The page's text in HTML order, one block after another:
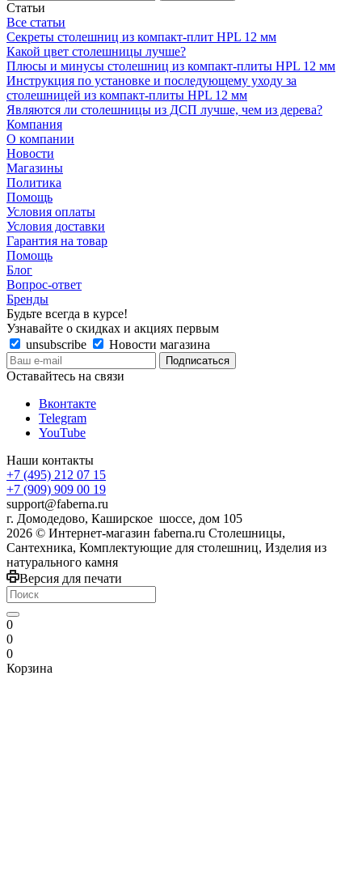
Статьи
Все статьи
Секреты столешниц из компакт-плит HPL 12 мм
Какой цвет столешницы лучше?
Плюсы и минусы столешниц из компакт-плиты HPL 12 мм
Инструкция по установке и последующему уходу за
столешницей из компакт-плиты HPL 12 мм
Являются ли столешницы из ДСП лучше, чем из дерева?
Компания
О компании
Новости
Магазины
Политика
Помощь
Условия оплаты
Условия доставки
Гарантия на товар
Помощь
Блог
Вопрос-ответ
Бренды
Будьте всегда в курсе!
Узнавайте о скидках и акциях первым
unsubscribe
Новости магазина
Оставайтесь на связи
Вконтакте
Telegram
YouTube
Наши контакты
+7 (495) 212 07 15
+7 (909) 909 00 19
support@faberna.ru
г. Домодедово, Каширское шоссе, дом 105
2026 © Интернет-магазин faberna.ru Столешницы,
Сантехника, Комплектующие для столешниц, Изделия из
натурального камня
Версия для печати
0
0
0
Корзина